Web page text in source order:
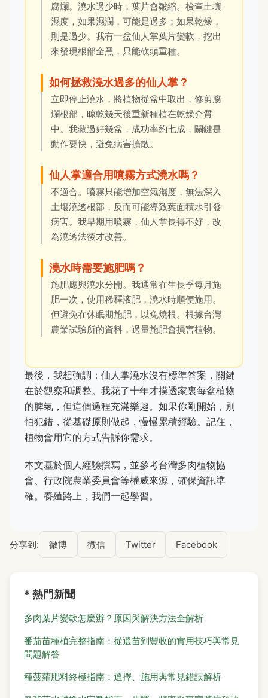
腐爛。澆水過少時，葉片會皺縮。檢查土壤
濕度，如果濕潤，可能是過多；如果乾燥，
則是過少。我有一盆仙人掌葉片變軟，挖出
來發現根部全黑，只能砍頭重種。
如何拯救澆水過多的仙人掌？
立即停止澆水，將植物從盆中取出，修剪腐
爛根部，晾乾幾天後重新種植在乾燥介質
中。我救過好幾盆，成功率約七成，關鍵是
動作要快，避免病害擴散。
仙人掌適合用噴霧方式澆水嗎？
不適合。噴霧只能增加空氣濕度，無法深入
土壤澆透根部，反而可能導致葉面積水引發
病害。我早期用噴霧，仙人掌長得不好，改
為澆透法後才改善。
澆水時需要施肥嗎？
施肥應與澆水分開。我通常在生長季每月施
肥一次，使用稀釋液肥，澆水時順便施用。
但避免在休眠期施肥，以免燒根。根據台灣
農業試驗所的資料，過量施肥會損害植物。
最後，我想強調：仙人掌澆水沒有標準答案，關鍵
在於觀察和調整。我花了十年才摸透家裏每盆植物
的脾氣，但這個過程充滿樂趣。如果你剛開始，別
怕犯錯，從基礎原則做起，慢慢累積經驗。記住，
植物會用它的方式告訴你需求。
本文基於個人經驗撰寫，並參考台灣多肉植物協
會、行政院農業委員會等權威來源，確保資訊準
確。養殖路上，我們一起學習。
分享到: 微博 微信 Twitter Facebook
* 熱門新聞
多肉葉片變軟怎麼辦？原因與解決方法全解析
番茄苗種植完整指南：從選苗到豐收的實用技巧與常見
問題解答
種菠蘿肥料終極指南：選擇、施用與常見錯誤解析